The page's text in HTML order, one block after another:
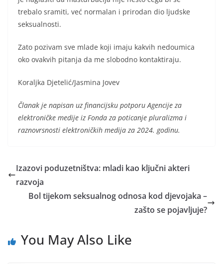
trebalo sramiti, već normalan i prirodan dio ljudske
seksualnosti.
Zato pozivam sve mlade koji imaju kakvih nedoumica
oko ovakvih pitanja da me slobodno kontaktiraju.
Koraljka Djetelić/Jasmina Jovev
Članak je napisan uz financijsku potporu Agencije za
elektroničke medije iz Fonda za poticanje pluralizma i
raznovrsnosti elektroničkih medija za 2024. godinu.
Izazovi poduzetništva: mladi kao ključni akteri
razvoja
Bol tijekom seksualnog odnosa kod djevojaka –
zašto se pojavljuje?
You May Also Like